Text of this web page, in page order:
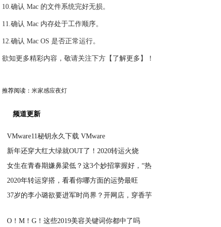
10.确认 Mac 的文件系统完好无损。
11.确认 Mac 内存处于工作顺序。
12.确认 Mac OS 是否正常运行。
欲知更多精彩内容，敬请关注下方【了解更多】！
推荐阅读：米家感应夜灯
频道更新
VMware11秘钥永久下载 VMware
新年还穿大红大绿就OUT了！2020转运火烧
女生在青春期嫌鼻梁低？这3个妙招掌握好，“热
2020年转运穿搭，看看你哪方面的运势最旺
37岁的李小璐欲要进军时尚界？开网店，穿香芋
O！M！G！这些2019美容关键词你都中了吗